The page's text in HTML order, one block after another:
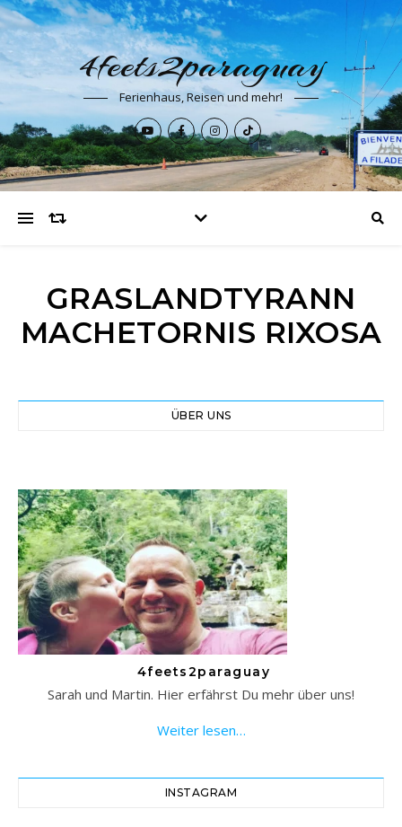
4feets2paraguay
Ferienhaus, Reisen und mehr!
GRASLANDTYRANN
MACHETORNIS RIXOSA
ÜBER UNS
4feets2paraguay
Sarah und Martin. Hier erfährst Du mehr über uns!
Weiter lesen…
INSTAGRAM